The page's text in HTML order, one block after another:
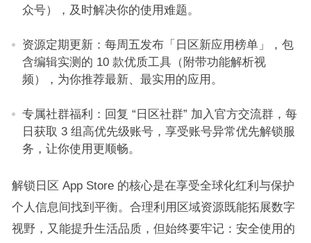
众号），及时解决你的使用难题。​
资源定期更新：每周五发布「日区新应用榜单」，包
含编辑实测的 10 款优质工具（附带功能解析视
频），为你推荐最新、最实用的应用。​
专属社群福利：回复 “日区社群” 加入官方交流群，每
日获取 3 组高优先级账号，享受账号异常优先解锁服
务，让你使用更顺畅。​
解锁日区 App Store 的核心是在享受全球化红利与保护
个人信息间找到平衡。合理利用区域资源既能拓展数字
视野，又能提升生活品质，但始终要牢记：安全使用的